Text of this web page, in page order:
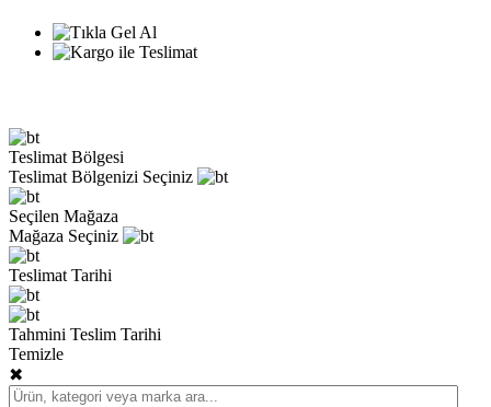
Teslimat Bölgesi
Teslimat Bölgenizi Seçiniz
Seçilen Mağaza
Mağaza Seçiniz
Teslimat Tarihi
Tahmini Teslim Tarihi
Temizle
✖